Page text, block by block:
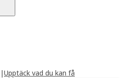
|Upptäck vad du kan få